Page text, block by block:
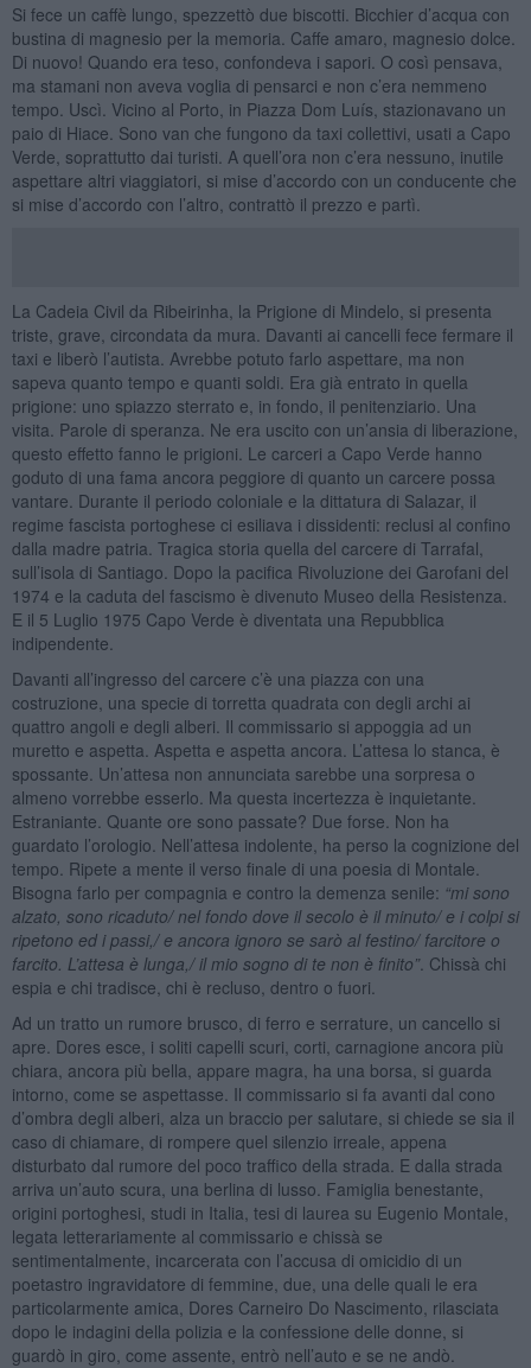
Si fece un caffè lungo, spezzettò due biscotti. Bicchier d’acqua con
bustina di magnesio per la memoria. Caffe amaro, magnesio dolce.
Di nuovo! Quando era teso, confondeva i sapori. O così pensava,
ma stamani non aveva voglia di pensarci e non c’era nemmeno
tempo. Uscì. Vicino al Porto, in Piazza Dom Luís, stazionavano un
paio di Hiace. Sono van che fungono da taxi collettivi, usati a Capo
Verde, soprattutto dai turisti. A quell’ora non c’era nessuno, inutile
aspettare altri viaggiatori, si mise d’accordo con un conducente che
si mise d’accordo con l’altro, contrattò il prezzo e partì.
La Cadeia Civil da Ribeirinha, la Prigione di Mindelo, si presenta
triste, grave, circondata da mura. Davanti ai cancelli fece fermare il
taxi e liberò l’autista. Avrebbe potuto farlo aspettare, ma non
sapeva quanto tempo e quanti soldi. Era già entrato in quella
prigione: uno spiazzo sterrato e, in fondo, il penitenziario. Una
visita. Parole di speranza. Ne era uscito con un’ansia di liberazione,
questo effetto fanno le prigioni. Le carceri a Capo Verde hanno
goduto di una fama ancora peggiore di quanto un carcere possa
vantare. Durante il periodo coloniale e la dittatura di Salazar, il
regime fascista portoghese ci esiliava i dissidenti: reclusi al confino
dalla madre patria. Tragica storia quella del carcere di Tarrafal,
sull’isola di Santiago. Dopo la pacifica Rivoluzione dei Garofani del
1974 e la caduta del fascismo è divenuto Museo della Resistenza.
E il 5 Luglio 1975 Capo Verde è diventata una Repubblica
indipendente.
Davanti all’ingresso del carcere c’è una piazza con una
costruzione, una specie di torretta quadrata con degli archi ai
quattro angoli e degli alberi. Il commissario si appoggia ad un
muretto e aspetta. Aspetta e aspetta ancora. L’attesa lo stanca, è
spossante. Un’attesa non annunciata sarebbe una sorpresa o
almeno vorrebbe esserlo. Ma questa incertezza è inquietante.
Estraniante. Quante ore sono passate? Due forse. Non ha
guardato l’orologio. Nell’attesa indolente, ha perso la cognizione del
tempo. Ripete a mente il verso finale di una poesia di Montale.
Bisogna farlo per compagnia e contro la demenza senile: “mi sono
alzato, sono ricaduto/ nel fondo dove il secolo è il minuto/ e i colpi si
ripetono ed i passi,/ e ancora ignoro se sarò al festino/ farcitore o
farcito. L ’attesa è lunga,/ il mio sogno di te non è finito”. Chissà chi
espia e chi tradisce, chi è recluso, dentro o fuori.
Ad un tratto un rumore brusco, di ferro e serrature, un cancello si
apre. Dores esce, i soliti capelli scuri, corti, carnagione ancora più
chiara, ancora più bella, appare magra, ha una borsa, si guarda
intorno, come se aspettasse. Il commissario si fa avanti dal cono
d’ombra degli alberi, alza un braccio per salutare, si chiede se sia il
caso di chiamare, di rompere quel silenzio irreale, appena
disturbato dal rumore del poco traffico della strada. E dalla strada
arriva un’auto scura, una berlina di lusso. Famiglia benestante,
origini portoghesi, studi in Italia, tesi di laurea su Eugenio Montale,
legata letterariamente al commissario e chissà se
sentimentalmente, incarcerata con l’accusa di omicidio di un
poetastro ingravidatore di femmine, due, una delle quali le era
particolarmente amica, Dores Carneiro Do Nascimento, rilasciata
dopo le indagini della polizia e la confessione delle donne, si
guardò in giro, come assente, entrò nell’auto e se ne andò.